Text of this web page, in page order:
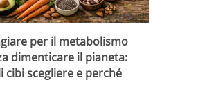
per il metabolismo
dimenticare il pianeta:
cibi scegliere e perché